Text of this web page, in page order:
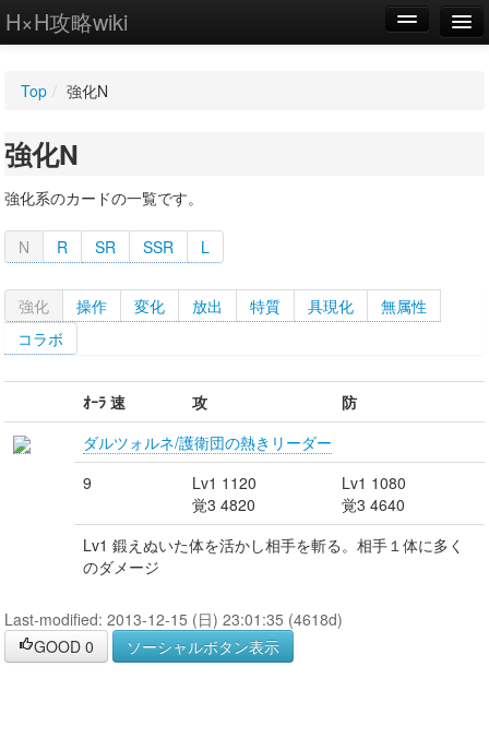
H×H攻略wiki
WIKI
設定
Top / 強化N
強化N
強化系のカードの一覧です。
N R SR SSR L
強化 操作 変化 放出 特質 具現化
無属性
コラボ
ｵｰﾗ 速 攻
防
ダルツォルネ/護衛団の熱きリーダー
9
Lv1 1120
覚3 4820
Lv1 1080
覚3 4640
Lv1 鍛えぬいた体を活かし相手を斬る。相手１体に多く
のダメージ
Last-modified: 2013-12-15 (日) 23:01:35 (4618d)
GOOD 0 ソーシャルボタン表示